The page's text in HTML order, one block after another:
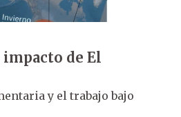
de El
y el trabajo bajo